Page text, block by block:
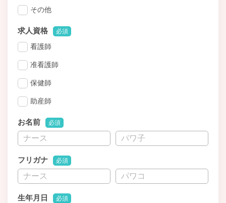
その他
求人資格 必須
看護師
准看護師
保健師
助産師
お名前 必須
フリガナ 必須
生年月日 必須